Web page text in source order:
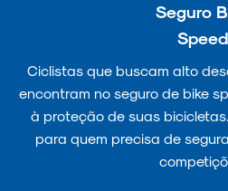
Seguro
Speed
Ciclistas que buscam alto
encontram no seguro de bike
à proteção de suas
para quem precisa de